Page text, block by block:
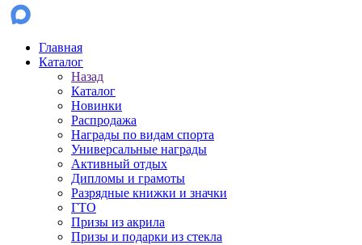
Главная
Каталог
Назад
Каталог
Новинки
Распродажа
Награды по видам спорта
Универсальные награды
Активный отдых
Дипломы и грамоты
Разрядные книжки и значки
ГТО
Призы из акрила
Призы и подарки из стекла